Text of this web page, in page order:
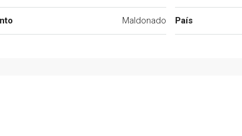
Maldonado País